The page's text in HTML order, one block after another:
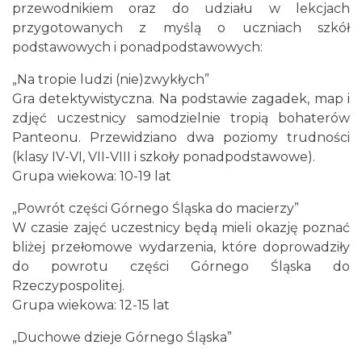
przewodnikiem oraz do udziału w lekcjach
przygotowanych z myślą o uczniach szkół
podstawowych i ponadpodstawowych:
„Na tropie ludzi (nie)zwykłych”
Gra detektywistyczna. Na podstawie zagadek, map i
zdjęć uczestnicy samodzielnie tropią bohaterów
Panteonu. Przewidziano dwa poziomy trudności
(klasy IV-VI, VII-VIII i szkoły ponadpodstawowe).
Grupa wiekowa: 10-19 lat
„Powrót części Górnego Śląska do macierzy”
W czasie zajęć uczestnicy będą mieli okazję poznać
bliżej przełomowe wydarzenia, które doprowadziły
do powrotu części Górnego Śląska do
Rzeczypospolitej.
Grupa wiekowa: 12-15 lat
„Duchowe dzieje Górnego Śląska”